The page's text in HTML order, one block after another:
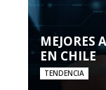
MEJORES
EN CHILE
TENDENCIA